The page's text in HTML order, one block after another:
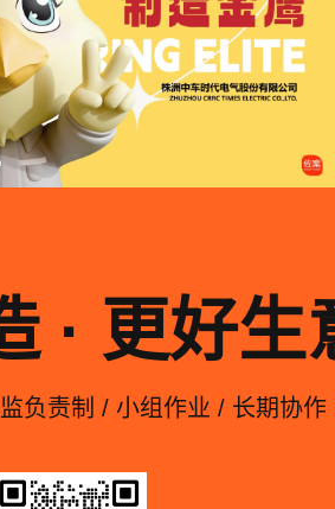
· 更好生
负责制 / 小组作业 / 长期协作